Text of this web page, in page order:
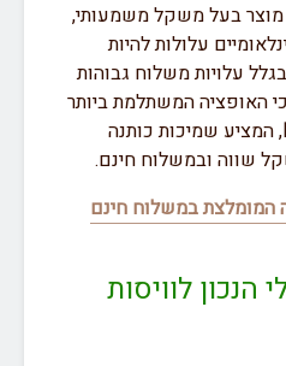
מוצר בעל משקל משמעותי,
עלולות להיות
בגלל עלויות משלוח גבוהות
האופציה המשתלמת ביותר
, המציע שמיכות כותנה
שווה ובמשלוח חינם.
במשלוח חינם
הנכון לוויסות